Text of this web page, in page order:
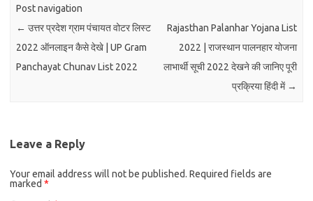
Post navigation
← उत्तर प्रदेश ग्राम पंचायत वोटर लिस्ट
2022 ऑनलाइन कैसे देखे | UP Gram
Panchayat Chunav List 2022
Rajasthan Palanhar Yojana List
2022 | राजस्थान पालनहार योजना
लाभार्थी सूची 2022 देखने की जानिए पूरी
प्रक्रिया हिंदी में →
Leave a Reply
Your email address will not be published. Required fields are
marked *